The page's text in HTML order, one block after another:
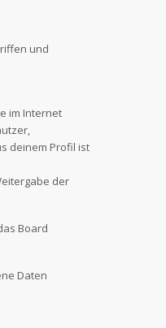
und
im Internet
deinem Profil ist
der
Board
Daten